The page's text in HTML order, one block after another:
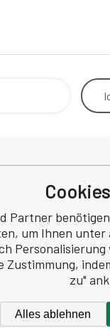
Rücktritt
Rezension
Cookies
Partner
um Ihnen
Zustimmung,
zu"
Alles ablehnen